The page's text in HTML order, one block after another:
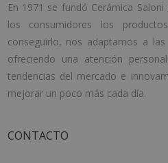
En 1971 se fundó Cerámica
los consumidores los
conseguirlo, nos adaptamos a
ofreciendo una atención
tendencias del mercado e
mejorar un poco más cada día.
CONTACTO